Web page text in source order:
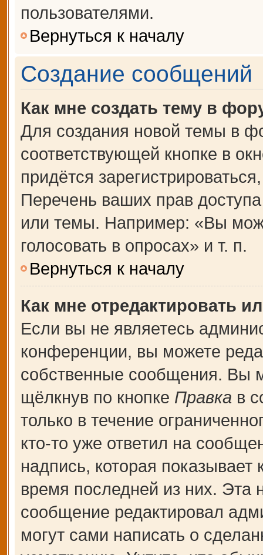
пользователями.
Вернуться к началу
Создание сообщений
Как мне создать тему в
Для создания новой темы в
соответствующей кнопке в
придётся
Перечень ваших прав
или темы. Например: «Вы
голосовать в опросах» и т. п.
Вернуться к началу
Как мне отредактировать
Если вы не являетесь
конференции, вы можете
собственные сообщения. Вы
щёлкнув по кнопке Правка в
только в течение
кто-то уже ответил на
надпись, которая показывает
время последней из них. Эта
сообщение редактировал
могут сами написать о